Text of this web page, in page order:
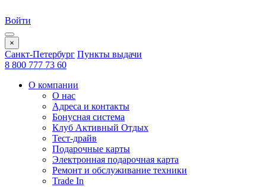
Войти
×
Санкт-Петербург Пункты выдачи
8 800 777 73 60
О компании
О нас
Адреса и контакты
Бонусная система
Клуб Активный Отдых
Тест-драйв
Подарочные карты
Электронная подарочная карта
Ремонт и обслуживание техники
Trade In